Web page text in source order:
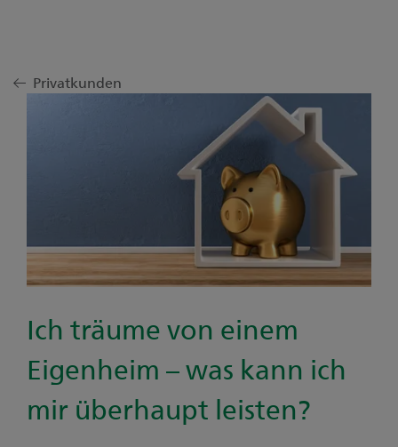
Privatkunden
Ich träume von einem
Eigenheim – was kann ich
mir überhaupt leisten?